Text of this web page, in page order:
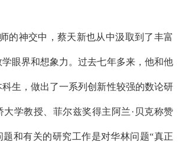
的神交中，蔡天新也从中汲取到了丰富
眼界和想象力。过去七年多来，他和他
生，做出了一系列创新性较强的数论研
大学教授、菲尔兹奖得主阿兰· 贝克称赞
和有关的研究工作是对华林问题“真正